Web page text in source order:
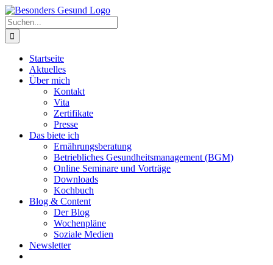
Zum
Inhalt
springen
Suche
nach:
Startseite
Aktuelles
Über mich
Kontakt
Vita
Zertifikate
Presse
Das biete ich
Ernährungsberatung
Betriebliches Gesundheitsmanagement (BGM)
Online Seminare und Vorträge
Downloads
Kochbuch
Blog & Content
Der Blog
Wochenpläne
Soziale Medien
Newsletter